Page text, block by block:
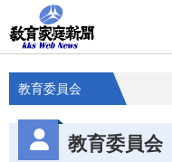
教育委員会
教育委員会